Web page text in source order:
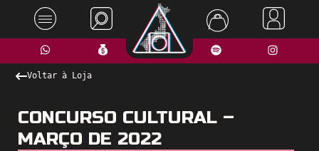
Voltar à Loja
CONCURSO CULTURAL –
MARÇO DE 2022